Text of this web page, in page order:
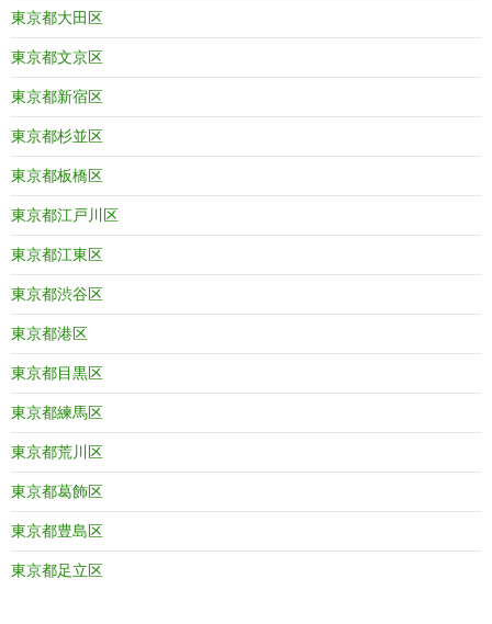
東京都大田区
東京都文京区
東京都新宿区
東京都杉並区
東京都板橋区
東京都江戸川区
東京都江東区
東京都渋谷区
東京都港区
東京都目黒区
東京都練馬区
東京都荒川区
東京都葛飾区
東京都豊島区
東京都足立区